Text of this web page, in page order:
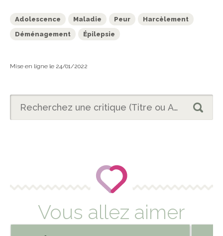
Adolescence Maladie Peur
Harcèlement
Déménagement
Épilepsie
Mise en ligne le 24/01/2022
Vous allez aimer